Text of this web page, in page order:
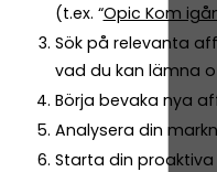
(t.ex. “Opic Kom
Sök på relevanta
vad du kan lämna
Börja bevaka nya
Analysera din
Starta din